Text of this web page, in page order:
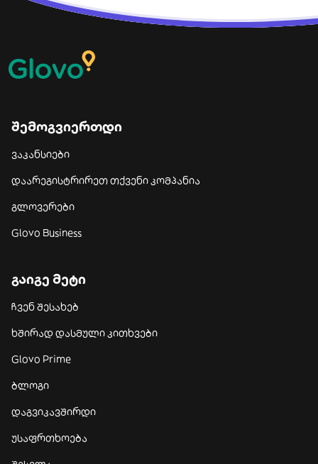
შემოგვიერთდი
ვაკანსიები
დაარეგისტრირეთ თქვენი კომპანია
გლოვერები
Glovo Business
გაიგე მეტი
ჩვენ შესახებ
ხშირად დასმული კითხვები
Glovo Prime
ბლოგი
დაგვიკავშირდი
უსაფრთხოება